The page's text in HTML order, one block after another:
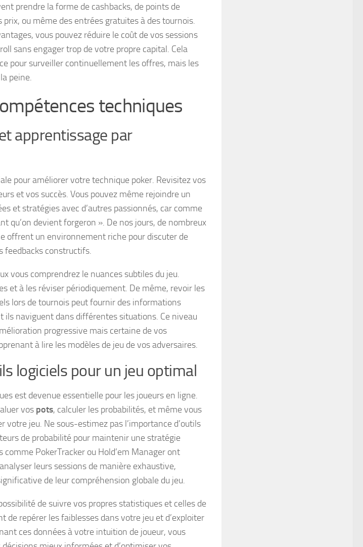
prendre la forme de cashbacks, de points de
ou même des entrées gratuites à des tournois.
vous pouvez réduire le coût de vos sessions
sans engager trop de votre propre capital. Cela
pour surveiller continuellement les offres, mais les
peine.
techniques
apprentissage par
pour améliorer votre technique poker. Revisitez vos
et vos succès. Vous pouvez même rejoindre un
et stratégies avec d’autres passionnés, car comme
qu’on devient forgeron ». De nos jours, de nombreux
offrent un environnement riche pour discuter de
feedbacks constructifs.
vous comprendrez le nuances subtiles du jeu.
et à les réviser périodiquement. De même, revoir les
lors de tournois peut fournir des informations
ils naviguent dans différentes situations. Ce niveau
progressive mais certaine de vos
à lire les modèles de jeu de vos adversaires.
logiciels pour un jeu optimal
est devenue essentielle pour les joueurs en ligne.
vos pots, calculer les probabilités, et même vous
votre jeu. Ne sous-estimez pas l’importance d’outils
de probabilité pour maintenir une stratégie
PokerTracker ou Hold’em Manager ont
leurs sessions de manière exhaustive,
de leur compréhension globale du jeu.
de suivre vos propres statistiques et celles de
de repérer les faiblesses dans votre jeu et d’exploiter
ces données à votre intuition de joueur, vous